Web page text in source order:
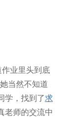
业里头到底
当然不知道
学，找到了求
老师的交流中